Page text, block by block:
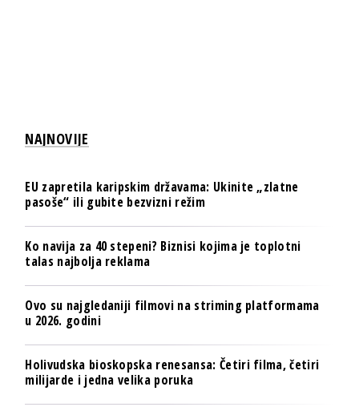
NAJNOVIJE
EU zapretila karipskim državama: Ukinite „zlatne
pasoše“ ili gubite bezvizni režim
Ko navija za 40 stepeni? Biznisi kojima je toplotni
talas najbolja reklama
Ovo su najgledaniji filmovi na striming platformama
u 2026. godini
Holivudska bioskopska renesansa: Četiri filma, četiri
milijarde i jedna velika poruka